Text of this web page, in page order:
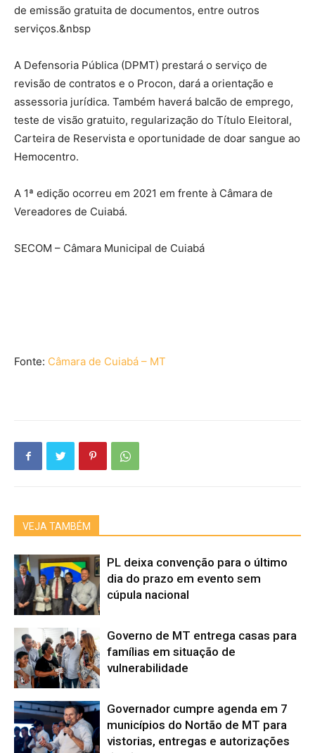
de emissão gratuita de documentos, entre outros
serviços.&nbsp
A Defensoria Pública (DPMT) prestará o serviço de
revisão de contratos e o Procon, dará a orientação e
assessoria jurídica. Também haverá balcão de emprego,
teste de visão gratuito, regularização do Título Eleitoral,
Carteira de Reservista e oportunidade de doar sangue ao
Hemocentro.
A 1ª edição ocorreu em 2021 em frente à Câmara de
Vereadores de Cuiabá.
SECOM – Câmara Municipal de Cuiabá
Fonte: Câmara de Cuiabá – MT
VEJA TAMBÉM
PL deixa convenção para o último
dia do prazo em evento sem
cúpula nacional
Governo de MT entrega casas para
famílias em situação de
vulnerabilidade
Governador cumpre agenda em 7
municípios do Nortão de MT para
vistorias, entregas e autorizações